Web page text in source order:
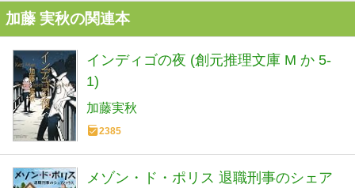
加藤 実秋の関連本
インディゴの夜 (創元推理文庫 M か 5-
1)
加藤実秋
2385
メゾン・ド・ポリス 退職刑事のシェア